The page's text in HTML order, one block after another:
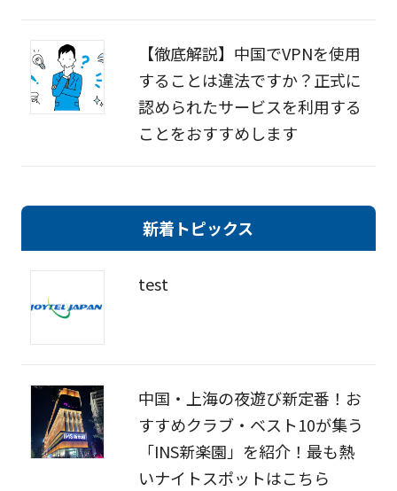
【徹底解説】中国でVPNを使用
することは違法ですか？正式に
認められたサービスを利用する
ことをおすすめします
新着トピックス
test
中国・上海の夜遊び新定番！お
すすめクラブ・ベスト10が集う
「INS新楽園」を紹介！最も熱
いナイトスポットはこちら